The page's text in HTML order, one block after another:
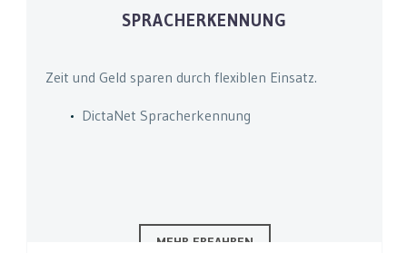
SPRACHERKENNUNG
Zeit und Geld sparen durch flexiblen Einsatz.
DictaNet Spracherkennung
MEHR ERFAHREN